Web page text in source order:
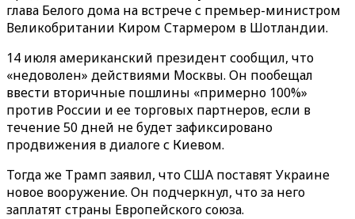
глава Белого дома на встрече с премьер-министром
Великобритании Киром Стармером в Шотландии.
14 июля американский президент сообщил, что
«недоволен» действиями Москвы. Он пообещал
ввести вторичные пошлины «примерно 100%»
против России и ее торговых партнеров, если в
течение 50 дней не будет зафиксировано
продвижения в диалоге с Киевом.
Тогда же Трамп заявил, что США поставят Украине
новое вооружение. Он подчеркнул, что за него
заплатят страны Европейского союза.